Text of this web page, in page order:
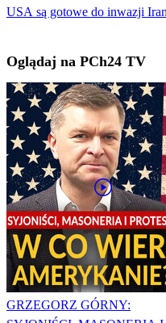
USA są gotowe do inwazji
Oglądaj na PCh24 TV
GRZEGORZ GÓRNY: